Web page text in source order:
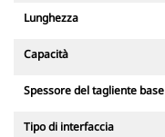
Lunghezza
Capacità
Spessore del tagliente base
Tipo di interfaccia